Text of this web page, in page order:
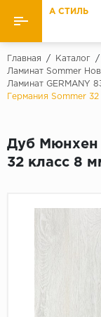
Назад
Ламинат
Ковролин и
Подложка под
А СТИЛЬ
Главная / Каталог /
Ламинат Sommer
Ламинат GERMANY
Германия Sommer
Дуб Мюнхен
32 класс 8